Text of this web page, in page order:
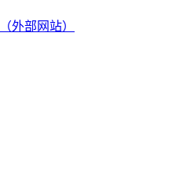
外部网站）